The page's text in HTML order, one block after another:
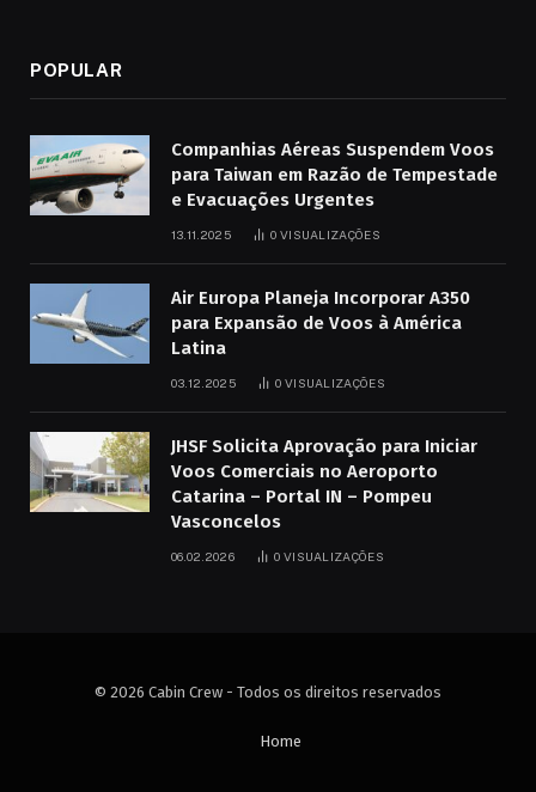
POPULAR
Companhias Aéreas Suspendem Voos
para Taiwan em Razão de Tempestade
e Evacuações Urgentes
13.11.2025 0 VISUALIZAÇÕES
Air Europa Planeja Incorporar A350
para Expansão de Voos à América
Latina
03.12.2025 0 VISUALIZAÇÕES
JHSF Solicita Aprovação para Iniciar
Voos Comerciais no Aeroporto
Catarina – Portal IN – Pompeu
Vasconcelos
06.02.2026 0 VISUALIZAÇÕES
© 2026 Cabin Crew - Todos os direitos reservados
Home